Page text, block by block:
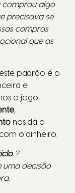
comprou algo
precisava se
compras
que as
padrão é o
e
o jogo,
,
nos dá o
o dinheiro.
?
uma decisão